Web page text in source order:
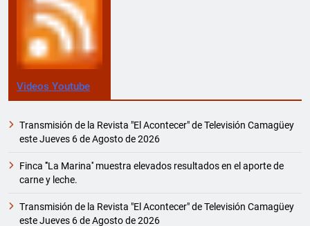
Videos Youtube
Transmisión de la Revista "El Acontecer" de Televisión Camagüey
este Jueves 6 de Agosto de 2026
Finca '''La Marina'' muestra elevados resultados en el aporte de
carne y leche.
Transmisión de la Revista "El Acontecer" de Televisión Camagüey
este Jueves 6 de Agosto de 2026